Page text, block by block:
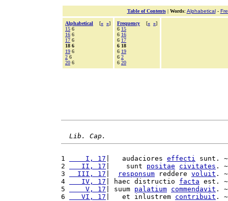
Table of Contents| Words: Alphabetical-
Alphabetical [« »]
15 6
16 6
17 6
18 6
19 6
2 6
20 6
Frequency [« »]
6 15
6 16
6 17
6 18
6 19
6 2
6 20
Lib. Cap.
1
    I, 17
|   audaciores effecti sunt. ~
2
   II, 17
|    sunt positae civitates . ~
3
  III, 17
responsum reddere voluit . ~
4
   IV, 17
| haec distructio facta est. ~
5
    V, 17
| suum palatium commendavit . ~
6
   VI, 17
|   et inlustrem contribuit . ~